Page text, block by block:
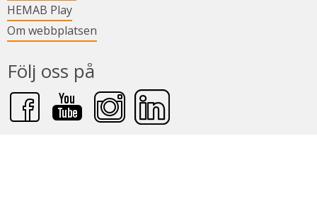
HEMAB PlayLänk till annan webbplats.
Om webbplatsen
Följ oss på